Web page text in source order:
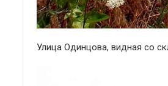
Улица Одинцова, видная со